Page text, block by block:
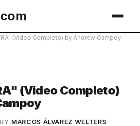
(Video Completo) by Andrew Campoy
(Video Completo)
BY MARCOS ÁLVAREZ WELTERS